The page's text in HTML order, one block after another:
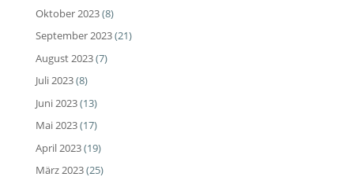
Oktober 2023(8)
September 2023(21)
August 2023(7)
Juli 2023(8)
Juni 2023(13)
Mai 2023(17)
April 2023(19)
März 2023(25)